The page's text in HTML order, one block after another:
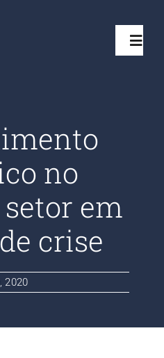
Projetos
Quem somos
Contato
no
em
crise
2020